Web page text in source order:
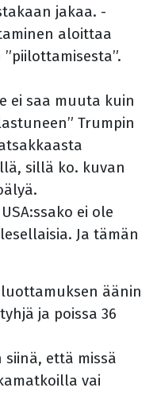
jakaa. -
aloittaa
ei saa muuta kuin
Trumpin
sillä ko. kuvan
ei ole
Ja tämän
äänin
ja poissa 36
että missä
vai